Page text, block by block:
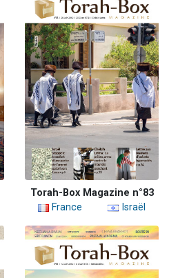
Torah-Box Magazine n°83
France
Israël